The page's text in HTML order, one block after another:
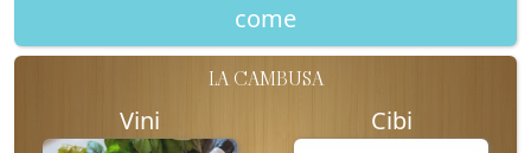
come
LA CAMBUSA
Vini Cibi